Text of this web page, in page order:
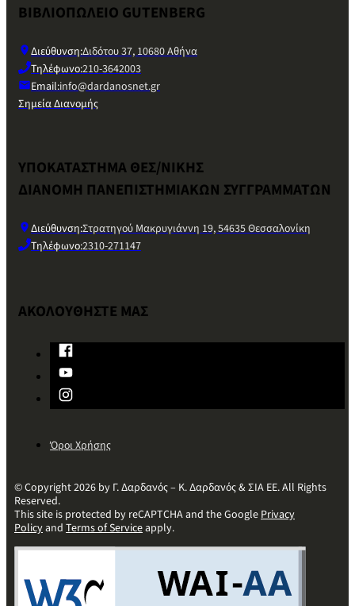
ΒΙΒΛΙΟΠΩΛΕΙΟ GUTENBERG
Διεύθυνση:Διδότου 37, 10680 Αθήνα
Τηλέφωνο:210-3642003
Email:info@dardanosnet.gr
Σημεία Διανομής
ΥΠΟΚΑΤΑΣΤΗΜΑ ΘΕΣ/ΝΙΚΗΣ
ΔΙΑΝΟΜΗ ΠΑΝΕΠΙΣΤΗΜΙΑΚΩΝ ΣΥΓΓΡΑΜΜΑΤΩΝ
Διεύθυνση:Στρατηγού Μακρυγιάννη 19, 54635 Θεσσαλονίκη
Τηλέφωνο:2310-271147
ΑΚΟΛΟΥΘΗΣΤΕ ΜΑΣ
Όροι Χρήσης
© Copyright 2026 by Γ. Δαρδανός – Κ. Δαρδανός & ΣΙΑ ΕΕ. All Rights
Reserved.
This site is protected by reCAPTCHA and the GooglePrivacy
Policyand Terms of Serviceapply.